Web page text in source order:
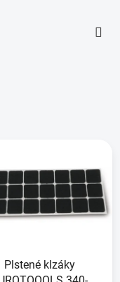
Plstené klzáky